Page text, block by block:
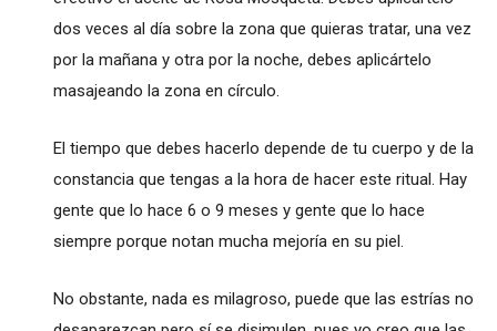
dos veces al día sobre la zona que quieras tratar, una vez
por la mañana y otra por la noche, debes aplicártelo
masajeando la zona en círculo.
El tiempo que debes hacerlo depende de tu cuerpo y de la
constancia que tengas a la hora de hacer este ritual. Hay
gente que lo hace 6 o 9 meses y gente que lo hace
siempre porque notan mucha mejoría en su piel.
No obstante, nada es milagroso, puede que las estrías no